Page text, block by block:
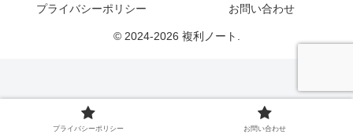
プライバシーポリシー お問い合わせ
© 2024-2026 複利ノート.
プライバシーポリシー お問い合わせ